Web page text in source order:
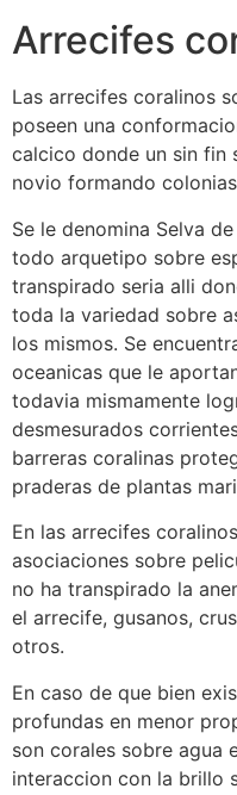
Arrecifes
Las arrecifes coralinos
poseen una
calcico donde un sin fin
novio formando
Se le denomina Selva
todo arquetipo sobre
transpirado seri­a alli
toda la variedad sobre
los mismos. Se
oceanicas que le
todavia mismamente
desmesurados
barreras coralinas
praderas de plantas
En las arrecifes
asociaciones sobre
no ha transpirado la
el arrecife, gusanos,
otros.
En caso de que bien
profundas en menor
son corales sobre agua
interaccion con la brillo